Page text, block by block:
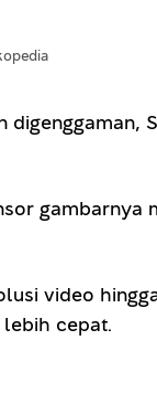
gambarnya
video
lebih cepat.